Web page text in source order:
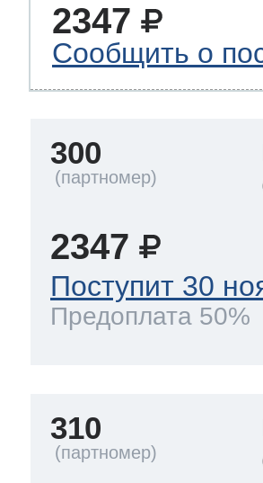
2347
Сообщить о
300
2347
Поступит 30
Предоплата 50%
310